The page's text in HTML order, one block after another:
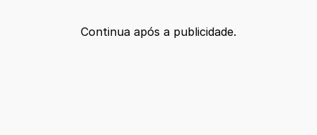
Continua após a publicidade.